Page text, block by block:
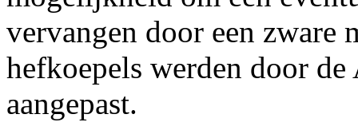
vervangen door een
hefkoepels werden door
aangepast.